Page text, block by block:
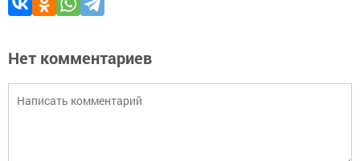
Нет комментариев